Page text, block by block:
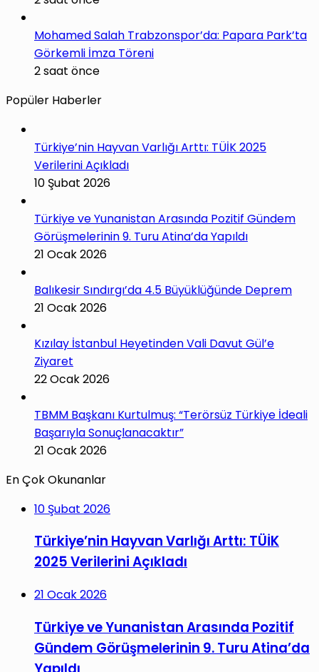
Mohamed Salah Trabzonspor’da: Papara Park’ta
Görkemli İmza Töreni
2 saat önce
Popüler Haberler
Türkiye’nin Hayvan Varlığı Arttı: TÜİK 2025
Verilerini Açıkladı
10 Şubat 2026
Türkiye ve Yunanistan Arasında Pozitif Gündem
Görüşmelerinin 9. Turu Atina’da Yapıldı
21 Ocak 2026
Balıkesir Sındırgı’da 4.5 Büyüklüğünde Deprem
21 Ocak 2026
Kızılay İstanbul Heyetinden Vali Davut Gül’e
Ziyaret
22 Ocak 2026
TBMM Başkanı Kurtulmuş: “Terörsüz Türkiye İdeali
Başarıyla Sonuçlanacaktır”
21 Ocak 2026
En Çok Okunanlar
10 Şubat 2026
Türkiye’nin Hayvan Varlığı Arttı: TÜİK
2025 Verilerini Açıkladı
21 Ocak 2026
Türkiye ve Yunanistan Arasında Pozitif
Gündem Görüşmelerinin 9. Turu Atina’da